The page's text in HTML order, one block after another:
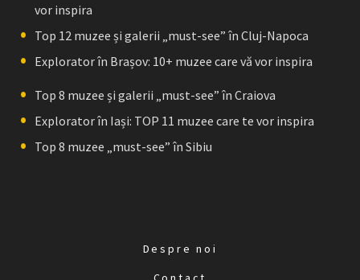
vor inspira
Top 12 muzee și galerii „must-see” în Cluj-Napoca
Explorator în Brașov: 10+ muzee care vă vor inspira
Top 8 muzee și galerii „must-see” în Craiova
Explorator în Iași: TOP 11 muzee care te vor inspira
Top 8 muzee „must-see” în Sibiu
Despre noi